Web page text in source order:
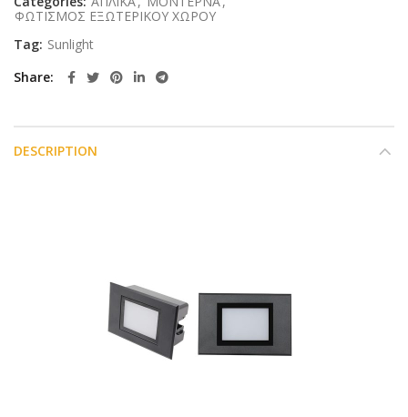
ΦΩΤΙΣΜΟΣ EΞΩΤΕΡΙΚΟΥ ΧΩΡΟΥ
Tag: Sunlight
Share
DESCRIPTION